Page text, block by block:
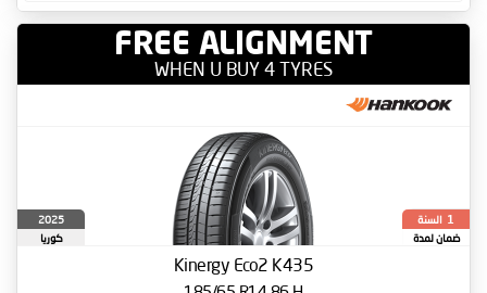
FREE ALIGNMENT
WHEN U BUY 4 TYRES
1 السنة
ضمان لمدة
2025
كوريا
Kinergy Eco2 K435